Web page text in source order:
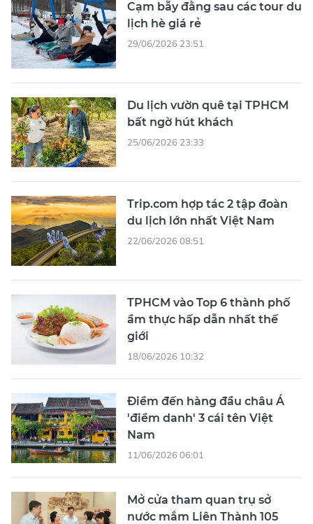
Cạm bẫy đằng sau các tour du
lịch hè giá rẻ
29/06/2026 23:51
Du lịch vườn quê tại TPHCM
bất ngờ hút khách
25/06/2026 23:33
Trip.com hợp tác 2 tập đoàn
du lịch lớn nhất Việt Nam
22/06/2026 08:51
TPHCM vào Top 6 thành phố
ẩm thực hấp dẫn nhất thế
giới
18/06/2026 10:32
Điểm đến hàng đầu châu Á
'điểm danh' 3 cái tên Việt
Nam
11/06/2026 06:01
Mở cửa tham quan trụ sở
nước mắm Liên Thành 105